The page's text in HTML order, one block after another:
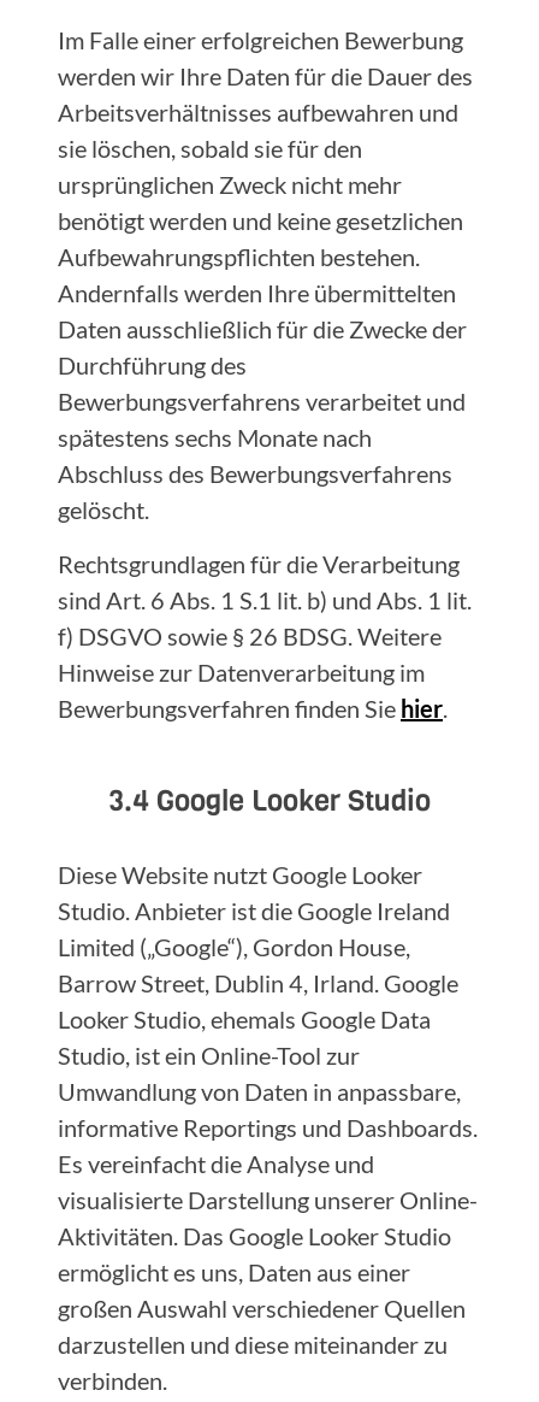
Im Falle einer erfolgreichen Bewerbung
werden wir Ihre Daten für die Dauer des
Arbeitsverhältnisses aufbewahren und
sie löschen, sobald sie für den
ursprünglichen Zweck nicht mehr
benötigt werden und keine gesetzlichen
Aufbewahrungspflichten bestehen.
Andernfalls werden Ihre übermittelten
Daten ausschließlich für die Zwecke der
Durchführung des
Bewerbungsverfahrens verarbeitet und
spätestens sechs Monate nach
Abschluss des Bewerbungsverfahrens
gelöscht.
Rechtsgrundlagen für die Verarbeitung
sind Art. 6 Abs. 1 S.1 lit. b) und Abs. 1 lit.
f) DSGVO sowie § 26 BDSG. Weitere
Hinweise zur Datenverarbeitung im
Bewerbungsverfahren finden Sie hier.
3.4 Google Looker Studio
Diese Website nutzt Google Looker
Studio. Anbieter ist die Google Ireland
Limited („Google“), Gordon House,
Barrow Street, Dublin 4, Irland. Google
Looker Studio, ehemals Google Data
Studio, ist ein Online-Tool zur
Umwandlung von Daten in anpassbare,
informative Reportings und Dashboards.
Es vereinfacht die Analyse und
visualisierte Darstellung unserer Online-
Aktivitäten. Das Google Looker Studio
ermöglicht es uns, Daten aus einer
großen Auswahl verschiedener Quellen
darzustellen und diese miteinander zu
verbinden.